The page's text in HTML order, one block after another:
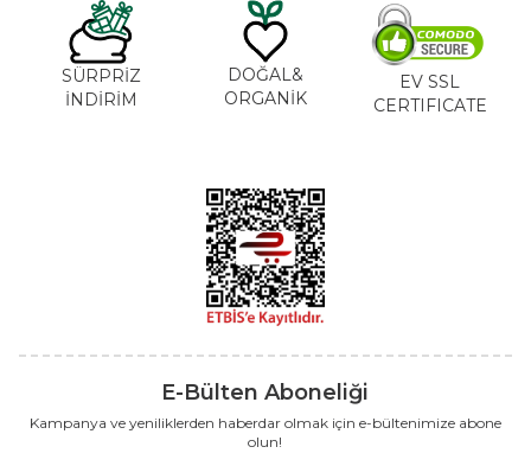
SÜRPRİZ
İNDİRİM
DOĞAL&
ORGANİK
EV SSL
CERTIFICATE
E-Bülten Aboneliği
Kampanya ve yeniliklerden haberdar olmak için e-bültenimize abone
olun!